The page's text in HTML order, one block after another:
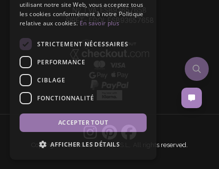
Nº TVA: ESB93657658
SIRET- EROI: ESB93657658
Copyright © 2026 AW Artisan S.L,. All rights reserved.
utilisant notre site Web, vous acceptez tous
les cookies conformément à notre Politique
relative aux cookies.En savoir plus
STRICTEMENT NÉCESSAIRES
PERFORMANCE
CIBLAGE
FONCTIONNALITÉ
ACCEPTER TOUT
AFFICHER LES DÉTAILS